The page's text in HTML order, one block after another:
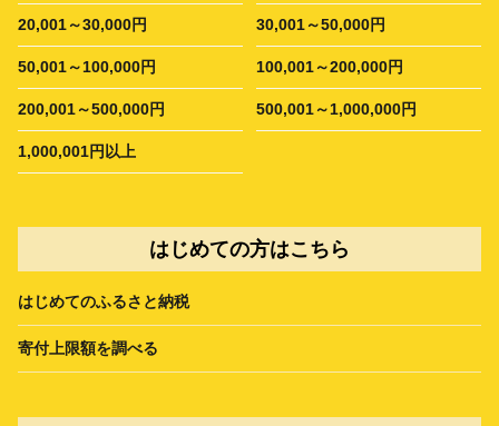
20,001～30,000円 30,001～50,000円
50,001～100,000円 100,001～200,000円
200,001～500,000円 500,001～1,000,000円
1,000,001円以上
はじめての方はこちら
はじめてのふるさと納税
寄付上限額を調べる